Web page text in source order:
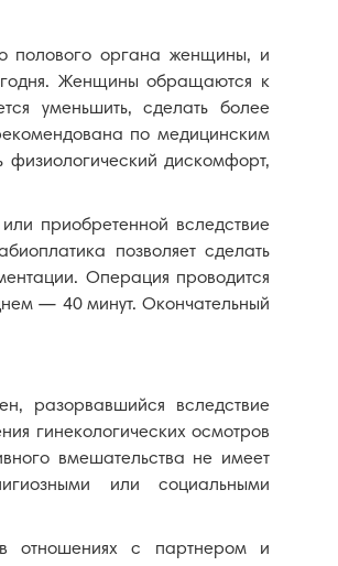
полового органа женщины, и
Женщины обращаются к
уменьшить, сделать более
по медицинским
физиологический дискомфорт,
приобретенной вследствие
позволяет сделать
Операция проводится
— 40 минут. Окончательный
разорвавшийся вследствие
гинекологических осмотров
вмешательства не имеет
или социальными
в отношениях с партнером и